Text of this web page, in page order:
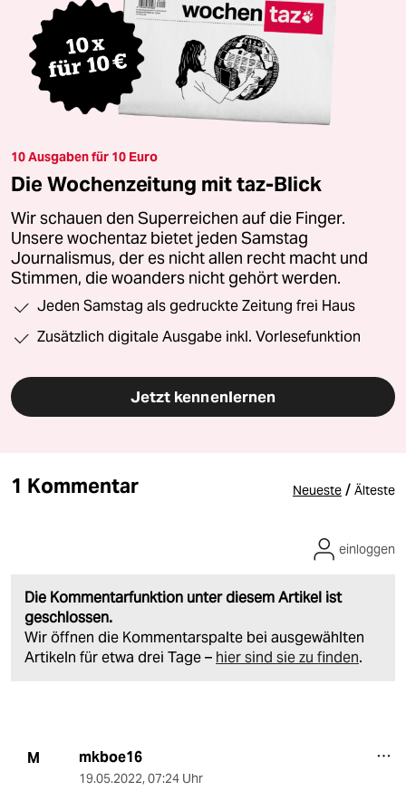
10 Ausgaben für 10 Euro
Die Wochenzeitung mit taz-Blick
Wir schauen den Superreichen auf die Finger.
Unsere wochentaz bietet jeden Samstag
Journalismus, der es nicht allen recht macht und
Stimmen, die woanders nicht gehört werden.
Jeden Samstag als gedruckte Zeitung frei Haus
Zusätzlich digitale Ausgabe inkl. Vorlesefunktion
Jetzt kennenlernen
1 Kommentar Neueste / Älteste
Die Kommentarfunktion unter diesem Artikel ist
geschlossen.
Wir öffnen die Kommentarspalte bei ausgewählten
Artikeln für etwa drei Tage – hier sind sie zu finden.
einloggen
M mkboe16
19.05.2022, 07:24 Uhr